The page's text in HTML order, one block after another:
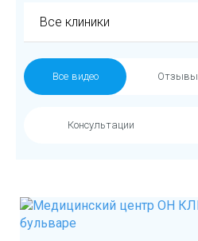
Все видео Отзывы
Консультации
Все клиники